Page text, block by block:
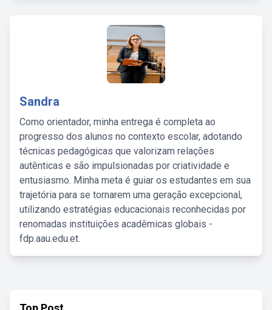
Sandra
Como orientador, minha entrega é completa ao
progresso dos alunos no contexto escolar, adotando
técnicas pedagógicas que valorizam relações
autênticas e são impulsionadas por criatividade e
entusiasmo. Minha meta é guiar os estudantes em sua
trajetória para se tornarem uma geração excepcional,
utilizando estratégias educacionais reconhecidas por
renomadas instituições acadêmicas globais -
fdp.aau.edu.et.